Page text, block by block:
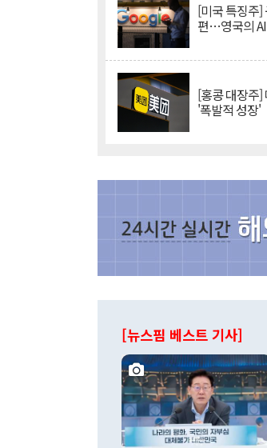
[미국 특징주]
편…영국의
[홍콩 대장주
'폭발적 성장'
[뉴스핌 베스트 기사]